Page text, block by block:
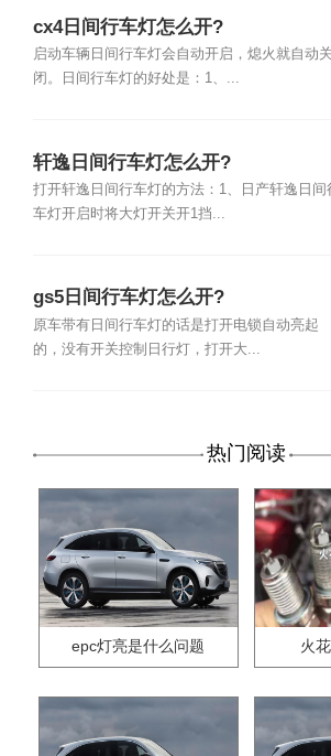
cx4日间行车灯怎么开?
启动车辆日间行车灯会自动开启，熄火就自动关
闭。日间行车灯的好处是：1、...
轩逸日间行车灯怎么开?
打开轩逸日间行车灯的方法：1、日产轩逸日间
车灯开启时将大灯开关开1挡...
gs5日间行车灯怎么开?
原车带有日间行车灯的话是打开电锁自动亮起
的，没有开关控制日行灯，打开大...
热门阅读
epc灯亮是什么问题 火